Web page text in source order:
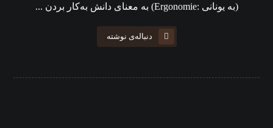
(به یونانی :Ergonomie) به معنای دانش به‌کار بردن ...
دنباله‌ی نوشته